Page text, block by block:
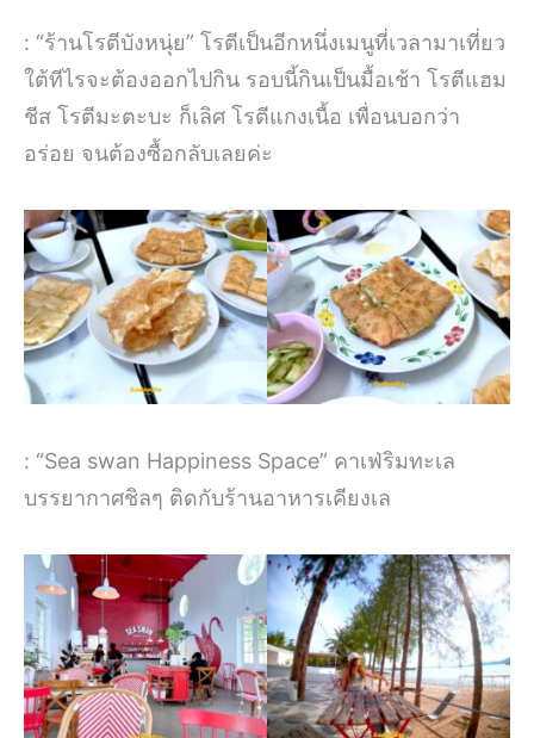
: “ร้านโรตีบังหนุ่ย” โรตีเป็นอีกหนึ่งเมนูที่เวลามาเที่ยว
ใต้ทีไรจะต้องออกไปกิน รอบนี้กินเป็นมื้อเช้า โรตีแฮม
ชีส โรตีมะตะบะ ก็เลิศ โรตีแกงเนื้อ เพื่อนบอกว่า
อร่อย จนต้องซื้อกลับเลยค่ะ
: “Sea swan Happiness Space” คาเฟ่ริมทะเล
บรรยากาศชิลๆ ติดกับร้านอาหารเคียงเล